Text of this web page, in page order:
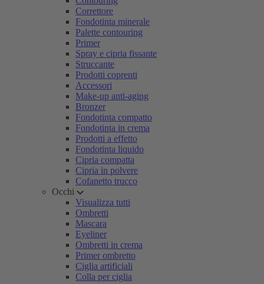
Correttore
Fondotinta minerale
Palette contouring
Primer
Spray e cipria fissante
Struccante
Prodotti coprenti
Accessori
Make-up anti-aging
Bronzer
Fondotinta compatto
Fondotinta in crema
Prodotti a effetto
Fondotinta liquido
Cipria compatta
Cipria in polvere
Cofanetto trucco
Occhi
Visualizza tutti
Ombretti
Mascara
Eyeliner
Ombretti in crema
Primer ombretto
Ciglia artificiali
Colla per ciglia